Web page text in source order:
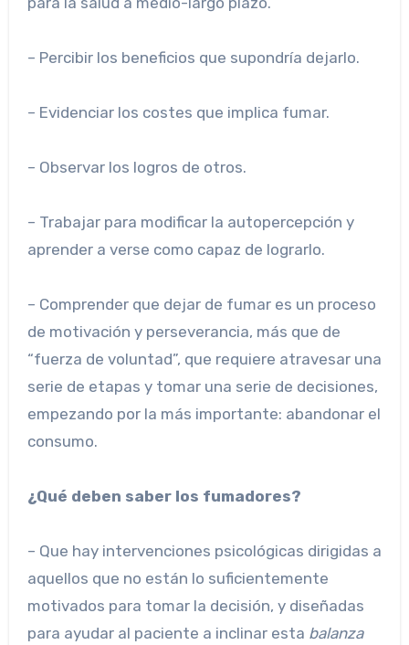
– Percibir los beneficios que supondría dejarlo.
– Evidenciar los costes que implica fumar.
– Observar los logros de otros.
– Trabajar para modificar la autopercepción y
aprender a verse como capaz de lograrlo.
– Comprender que dejar de fumar es un proceso
de motivación y perseverancia, más que de
“fuerza de voluntad”, que requiere atravesar una
serie de etapas y tomar una serie de decisiones,
empezando por la más importante: abandonar el
consumo.
¿Qué deben saber los fumadores?
– Que hay intervenciones psicológicas dirigidas a
aquellos que no están lo suficientemente
motivados para tomar la decisión, y diseñadas
para ayudar al paciente a inclinar esta balanza